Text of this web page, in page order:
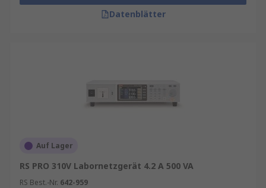
Datenblätter
Auf Lager
RS PRO 310V Labornetzgerät 4.2 A 500 VA
RS Best.-Nr. 642-959